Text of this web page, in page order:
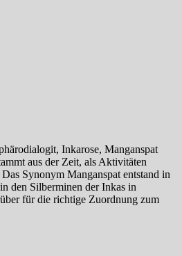
Inkarose, Manganspat
aus der Zeit, als Aktivitäten
Synonym Manganspat entstand in
den Silberminen der Inkas in
für die richtige Zuordnung zum